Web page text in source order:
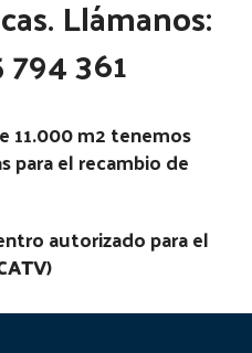
Llámanos:
361
11.000 m2 tenemos
para el recambio de
autorizado para el
)